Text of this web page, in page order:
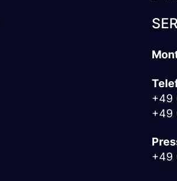
+49
+49
+49